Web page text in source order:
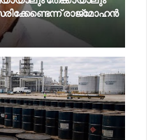
രാജ്‌മോഹന്‍